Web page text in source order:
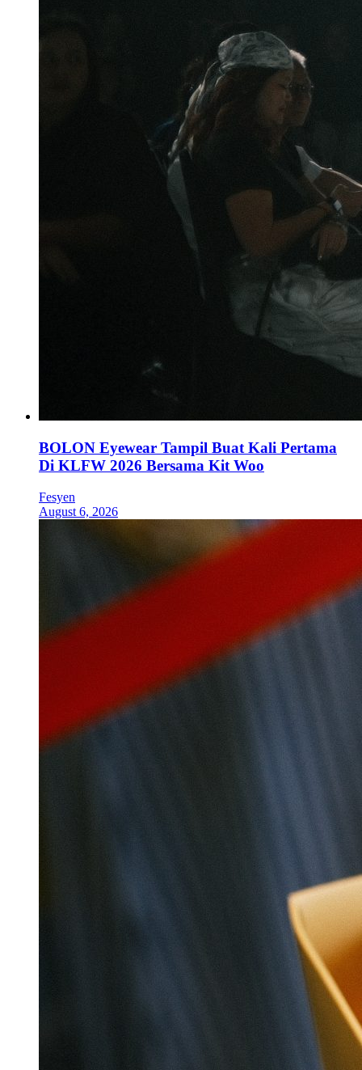
BOLON Eyewear Tampil Buat Kali Pertama
Di KLFW 2026 Bersama Kit Woo
Fesyen
August 6, 2026